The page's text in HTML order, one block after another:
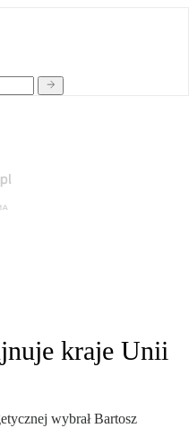
kraje Unii
wybrał Bartosz